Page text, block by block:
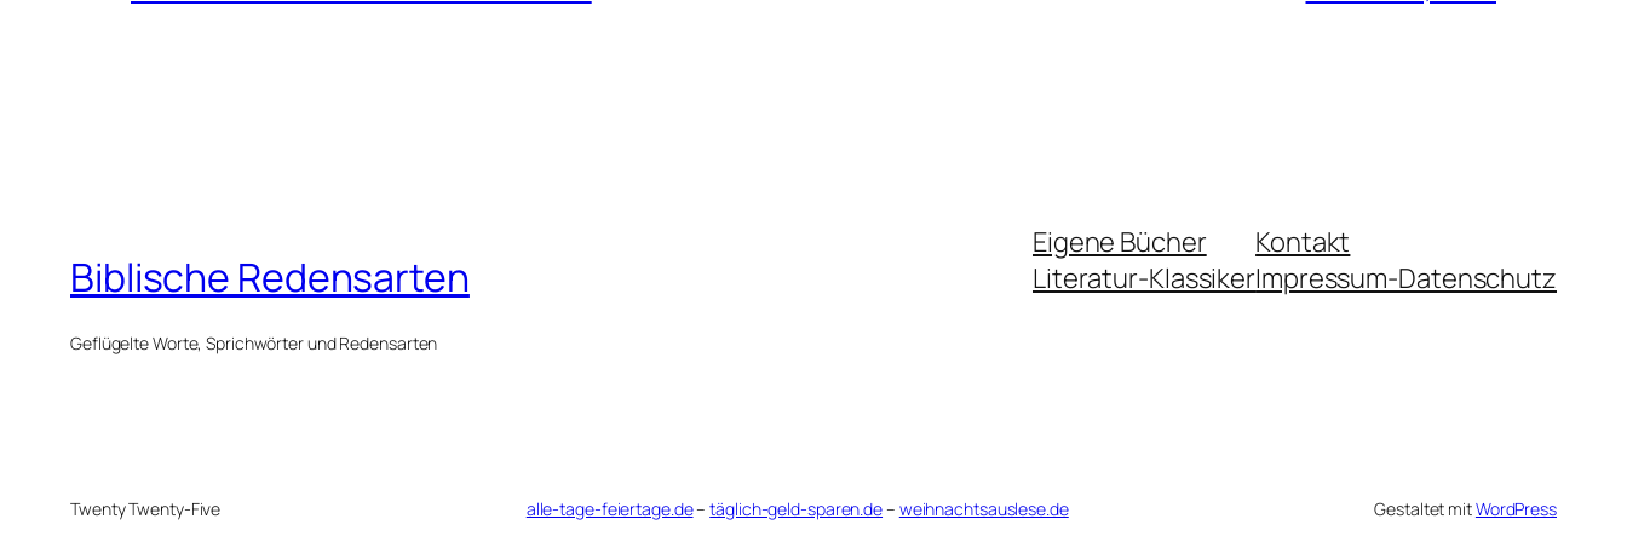
Biblische Redensarten
Geflügelte Worte, Sprichwörter und Redensarten
Eigene Bücher
Literatur-Klassiker
Kontakt
Impressum-Datenschutz
Twenty Twenty-Five alle-tage-feiertage.de–täglich-geld-sparen.de– weihnachtsauslese.de Gestaltet mitWordPress